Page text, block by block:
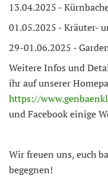
13.04.2025 -
01.05.2025 - Kräuter-
29-01.06.2025 -
Weitere Infos und
ihr auf unserer
https://
und Facebook einige
Wir freuen uns, euch
begegnen!